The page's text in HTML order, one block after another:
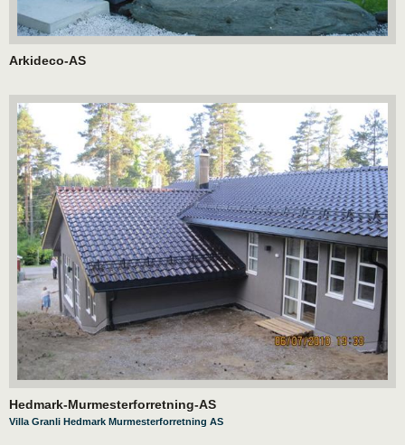
Arkideco-AS
Hedmark-Murmesterforretning-AS
Villa Granli Hedmark Murmesterforretning AS